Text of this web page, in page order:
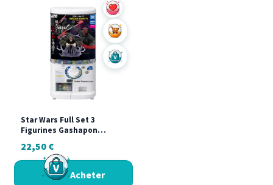
Ajouter au panier
Acheter sur Vinted
Star Wars Full Set 3
Figurines Gashapon
Rare
22,50 €
Acheter